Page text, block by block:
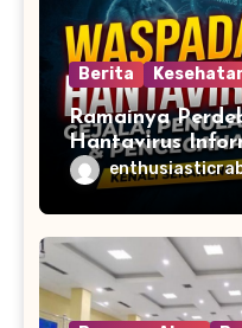
Berita
Ramainya
Hantavirus
Media Sosial